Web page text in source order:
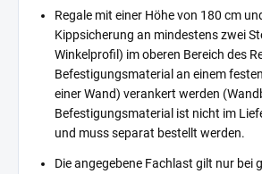
Regale mit einer Höhe von 180 cm
Kippsicherung an mindestens zwei
Winkelprofil) im oberen Bereich des
Befestigungsmaterial an einem
einer Wand) verankert werden
Befestigungsmaterial ist nicht im
und muss separat bestellt werden.
Die angegebene Fachlast gilt nur bei